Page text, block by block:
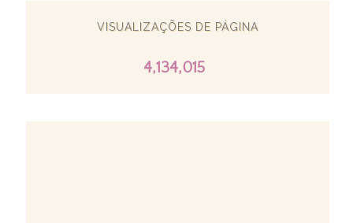
VISUALIZAÇÕES DE PÁGINA
4,134,015